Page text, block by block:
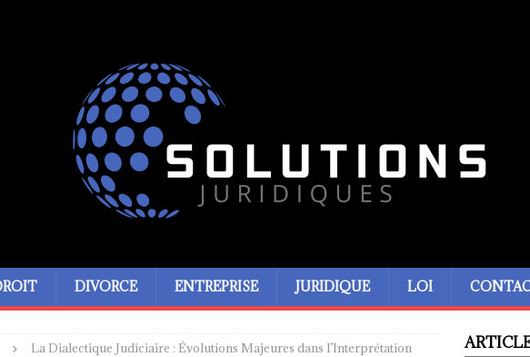
DIVORCE ENTREPRISE JURIDIQUE LOI
La Dialectique Judiciaire : Évolutions Majeures dans l’Interprétation